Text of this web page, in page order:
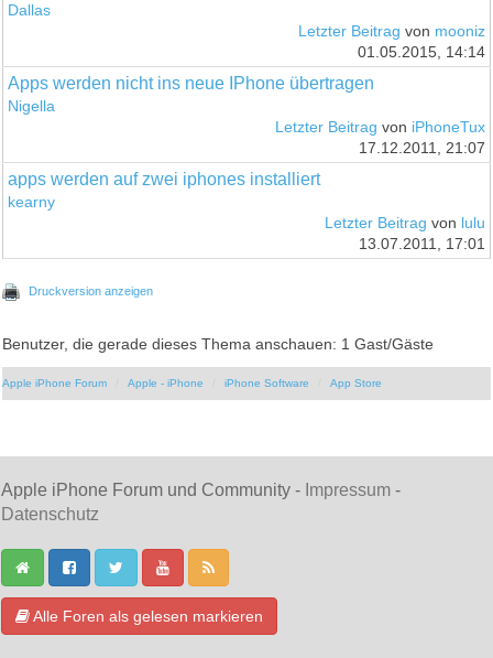
Dallas
Letzter Beitrag von mooniz
01.05.2015, 14:14
Apps werden nicht ins neue IPhone übertragen
Nigella
Letzter Beitrag von iPhoneTux
17.12.2011, 21:07
apps werden auf zwei iphones installiert
kearny
Letzter Beitrag von lulu
13.07.2011, 17:01
Druckversion anzeigen
Benutzer, die gerade dieses Thema anschauen: 1 Gast/Gäste
Apple iPhone Forum Apple - iPhone iPhone Software App Store
Apple iPhone Forum und Community - Impressum -
Datenschutz
Alle Foren als gelesen markieren